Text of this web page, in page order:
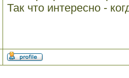
Так что интересно -